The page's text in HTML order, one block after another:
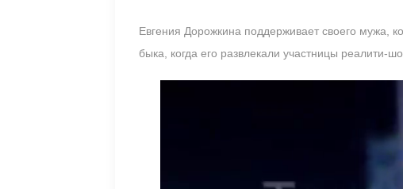
Евгения Дорожкина поддерживает своего мужа,
быка, когда его развлекали участницы реалити-